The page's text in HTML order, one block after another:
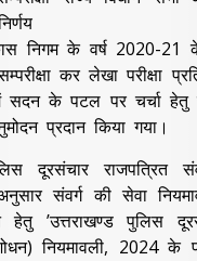
निगम के वर्ष 2020-21
कर लेखा परीक्षा
सदन के पटल पर चर्चा हेतु
प्रदान किया गया।
दूरसंचार राजपत्रित
संवर्ग की सेवा
’उत्तराखण्ड पुलिस
नियमावली, 2024 के